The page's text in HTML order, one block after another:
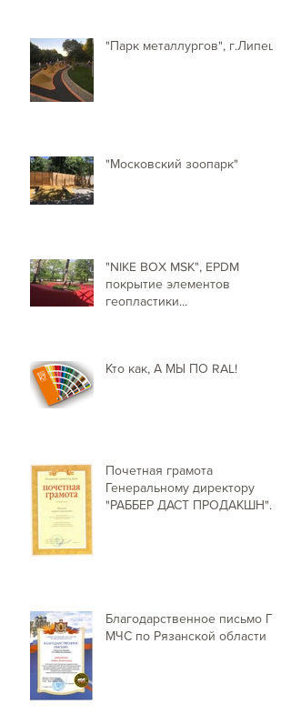
"Парк металлургов", г.Липецк
"Московский зоопарк"
"NIKE BOX MSK", EPDM
покрытие элементов
геопластики...
Кто как, А МЫ ПО RAL!
Почетная грамота
Генеральному директору
"РАББЕР ДАСТ ПРОДАКШН"
Благодарственное письмо ГУ
МЧС по Рязанской области